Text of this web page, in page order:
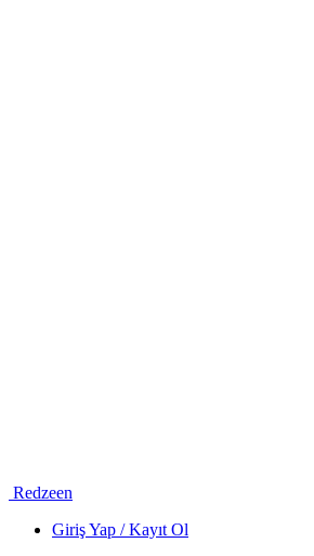
Redzeen
Giriş Yap / Kayıt Ol